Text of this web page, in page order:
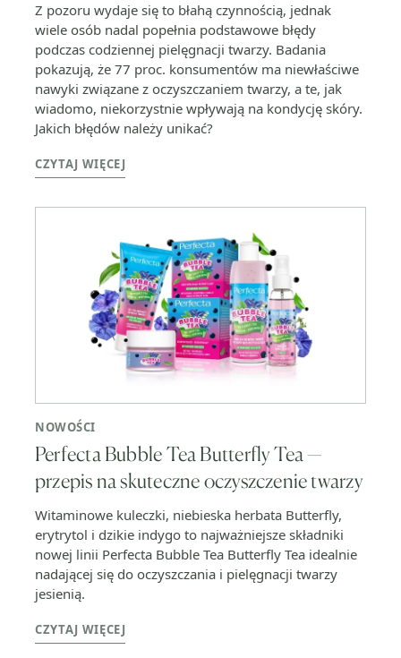
Z pozoru wydaje się to błahą czynnością, jednak
wiele osób nadal popełnia podstawowe błędy
podczas codziennej pielęgnacji twarzy. Badania
pokazują, że 77 proc. konsumentów ma niewłaściwe
nawyki związane z oczyszczaniem twarzy, a te, jak
wiadomo, niekorzystnie wpływają na kondycję skóry.
Jakich błędów należy unikać?
CZYTAJ WIĘCEJ
NOWOŚCI
Perfecta Bubble Tea Butterfly Tea —
przepis na skuteczne oczyszczenie twarzy
Witaminowe kuleczki, niebieska herbata Butterfly,
erytrytol i dzikie indygo to najważniejsze składniki
nowej linii Perfecta Bubble Tea Butterfly Tea idealnie
nadającej się do oczyszczania i pielęgnacji twarzy
jesienią.
CZYTAJ WIĘCEJ